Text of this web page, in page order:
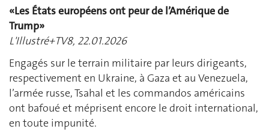
«Les États européens ont peur de l’Amérique de
Trump»
L'Illustré+TV8, 22.01.2026
Engagés sur le terrain militaire par leurs dirigeants,
respectivement en Ukraine, à Gaza et au Venezuela,
l’armée russe, Tsahal et les commandos américains
ont bafoué et méprisent encore le droit international,
en toute impunité.